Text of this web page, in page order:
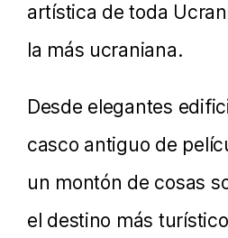
artística de toda
la más ucraniana.
Desde elegantes
casco antiguo de
un montón de cosas
el destino más